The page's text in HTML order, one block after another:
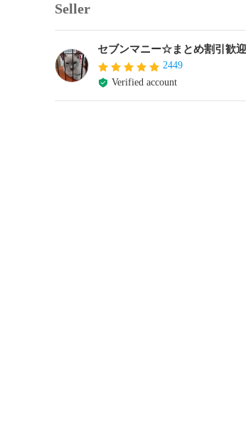
Seller
セブンマニー☆まとめ割引歓迎
2449
Verified account